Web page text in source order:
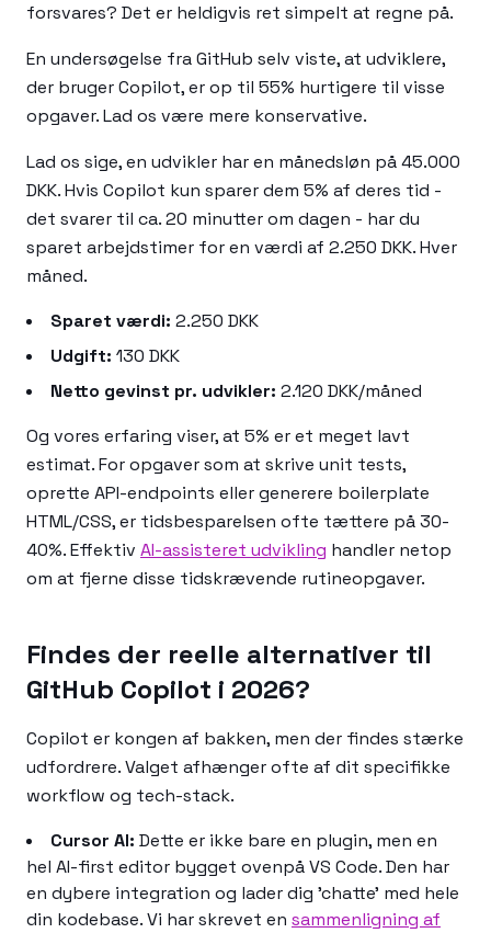
forsvares? Det er heldigvis ret simpelt at regne på.
En undersøgelse fra GitHub selv viste, at udviklere,
der bruger Copilot, er op til 55% hurtigere til visse
opgaver. Lad os være mere konservative.
Lad os sige, en udvikler har en månedsløn på 45.000
DKK. Hvis Copilot kun sparer dem 5% af deres tid -
det svarer til ca. 20 minutter om dagen - har du
sparet arbejdstimer for en værdi af 2.250 DKK. Hver
måned.
Sparet værdi: 2.250 DKK
Udgift: 130 DKK
Netto gevinst pr. udvikler: 2.120 DKK/måned
Og vores erfaring viser, at 5% er et meget lavt
estimat. For opgaver som at skrive unit tests,
oprette API-endpoints eller generere boilerplate
HTML/CSS, er tidsbesparelsen ofte tættere på 30-
40%. Effektiv AI-assisteret udvikling handler netop
om at fjerne disse tidskrævende rutineopgaver.
Findes der reelle alternativer til
GitHub Copilot i 2026?
Copilot er kongen af bakken, men der findes stærke
udfordrere. Valget afhænger ofte af dit specifikke
workflow og tech-stack.
Cursor AI: Dette er ikke bare en plugin, men en
hel AI-first editor bygget ovenpå VS Code. Den har
en dybere integration og lader dig 'chatte' med hele
din kodebase. Vi har skrevet en sammenligning af